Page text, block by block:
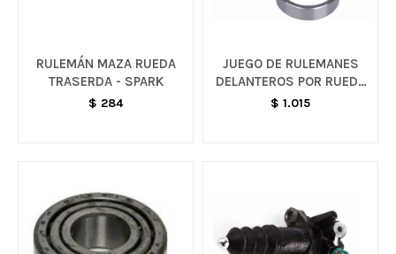
RULEMÁN MAZA RUEDA
TRASERDA - SPARK
$ 284
JUEGO DE RULEMANES
DELANTEROS POR RUEDA
- SPARK
$ 1.015